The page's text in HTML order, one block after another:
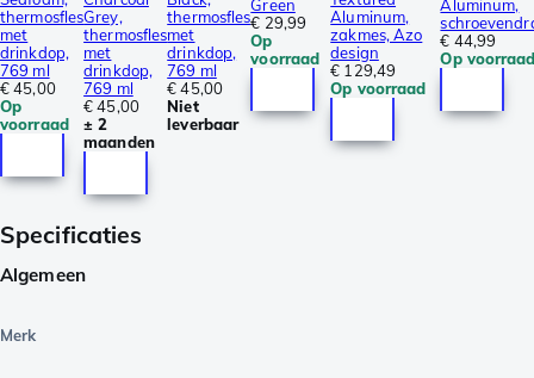
thermosfles
met
drinkdop,
769 ml
€ 45,00
Op
voorraad
Grey,
thermosfles
met
drinkdop,
769 ml
€ 45,00
± 2
maanden
thermosfles
met
drinkdop,
769 ml
€ 45,00
Niet
leverbaar
Green
€ 29,99
Op
voorraad
Aluminum,
zakmes, Azo
design
€ 129,49
Op voorraad
Aluminum,
€ 44,99
Op
Specificaties
Algemeen
Merk